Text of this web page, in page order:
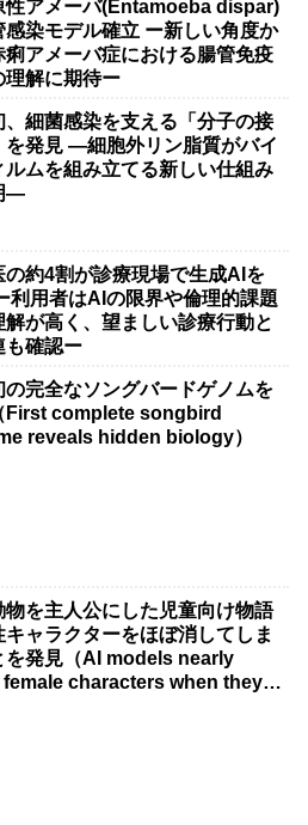
性アメーバ(Entamoeba dispar)
感染モデル確立 ー新しい角度か
痢アメーバ症における腸管免疫
理解に期待ー
、細菌感染を支える「分子の接
を発見 ―細胞外リン脂質がバイ
ルムを組み立てる新しい仕組み
―
の約4割が診療現場で生成AIを
利用者はAIの限界や倫理的課題
解が高く、望ましい診療行動と
も確認ー
の完全なソングバードゲノムを
First complete songbird
reveals hidden biology）
物を主人公にした児童向け物語
キャラクターをほぼ消してしま
を発見（AI models nearly
female characters when they